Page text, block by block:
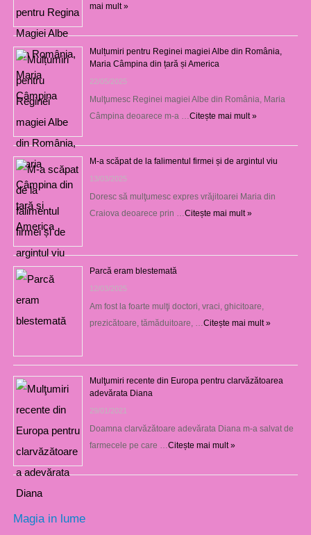
mai mult »
Mulțumiri pentru Reginei magiei Albe din România,
Maria Câmpina din țară și America
22/05/2025
Mulţumesc Reginei magiei Albe din România, Maria
Câmpina deoarece m-a … Citește mai mult »
M-a scăpat de la falimentul firmei și de argintul viu
13/03/2025
Doresc să mulţumesc expres vrăjitoarei Maria din
Craiova deoarece prin … Citește mai mult »
Parcă eram blestemată
12/03/2025
Am fost la foarte mulţi doctori, vraci, ghicitoare,
prezicătoare, tămăduitoare, … Citește mai mult »
Mulţumiri recente din Europa pentru clarvăzătoarea
adevărata Diana
29/01/2021
Doamna clarvăzătoare adevărata Diana m-a salvat de
farmecele pe care … Citește mai mult »
Magia in lume